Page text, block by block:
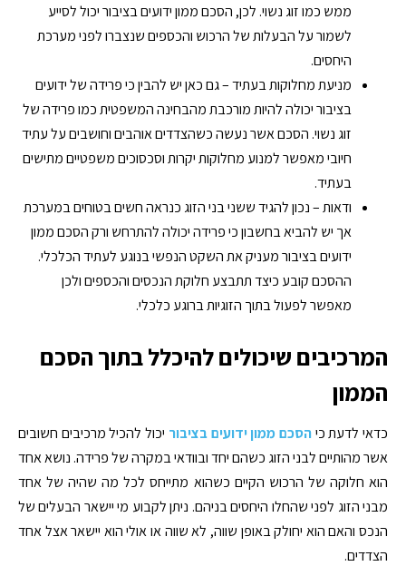
ממש כמו זוג נשוי. לכן, הסכם ממון ידועים בציבור יכול לסייע
לשמור על הבעלות של הרכוש והכספים שנצברו לפני מערכת
היחסים.
מניעת מחלוקות בעתיד – גם כאן יש להבין כי פרידה של ידועים
בציבור יכולה להיות מורכבת מהבחינה המשפטית כמו פרידה של
זוג נשוי. הסכם אשר נעשה כשהצדדים אוהבים וחושבים על עתיד
חיובי מאפשר למנוע מחלוקות יקרות וסכסוכים משפטיים מתישים
בעתיד.
ודאות – נכון להגיד ששני בני הזוג כנראה חשים בטוחים במערכת
אך יש להביא בחשבון כי פרידה יכולה להתרחש ורק הסכם ממון
ידועים בציבור מעניק את השקט הנפשי בנוגע לעתיד הכלכלי.
ההסכם קובע כיצד תתבצע חלוקת הנכסים והכספים ולכן
מאפשר לפעול בתוך הזוגיות ברוגע כלכלי.
המרכיבים שיכולים להיכלל בתוך הסכם
הממון
כדאי לדעת כיהסכם ממון ידועים בציבור יכול להכיל מרכיבים חשובים
אשר מהותיים לבני הזוג כשהם יחד ובוודאי במקרה של פרידה. נושא אחד
הוא חלוקה של הרכוש הקיים כשהוא מתייחס לכל מה שהיה של אחד
מבני הזוג לפני שהחלו היחסים בניהם. ניתן לקבוע מי יישאר הבעלים של
הנכס והאם הוא יחולק באופן שווה, לא שווה או אולי הוא יישאר אצל אחד
הצדדים.